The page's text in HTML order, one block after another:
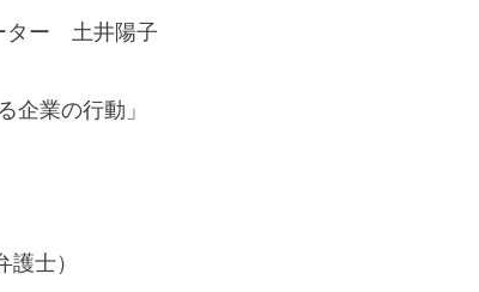
ー 土井陽子
業の行動」
士）